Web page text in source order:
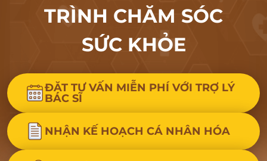
TRÌNH CHĂM SÓC
SỨC KHỎE
ĐẶT TƯ VẤN MIỄN PHÍ VỚI TRỢ LÝ
BÁC SĨ
NHẬN KẾ HOẠCH CÁ NHÂN HÓA